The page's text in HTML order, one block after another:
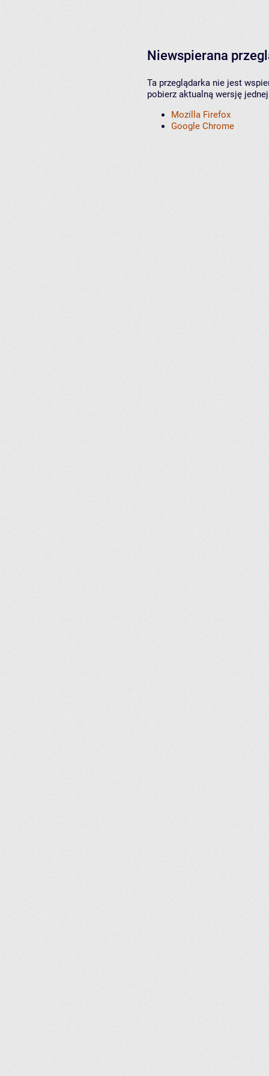
Niewspierana
Ta przeglądarka nie jest
pobierz aktualną wersję
Mozilla Firefox
Google Chrome